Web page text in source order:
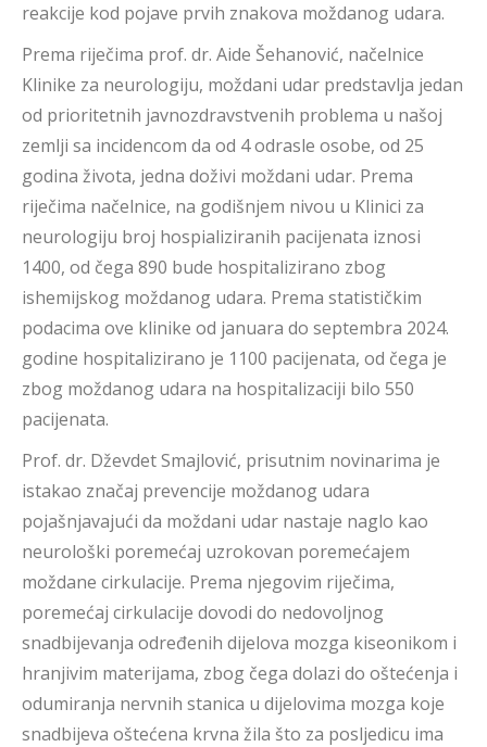
reakcije kod pojave prvih znakova moždanog udara.
Prema riječima prof. dr. Aide Šehanović, načelnice
Klinike za neurologiju, moždani udar predstavlja jedan
od prioritetnih javnozdravstvenih problema u našoj
zemlji sa incidencom da od 4 odrasle osobe, od 25
godina života, jedna doživi moždani udar. Prema
riječima načelnice, na godišnjem nivou u Klinici za
neurologiju broj hospializiranih pacijenata iznosi
1400, od čega 890 bude hospitalizirano zbog
ishemijskog moždanog udara. Prema statističkim
podacima ove klinike od januara do septembra 2024.
godine hospitalizirano je 1100 pacijenata, od čega je
zbog moždanog udara na hospitalizaciji bilo 550
pacijenata.
Prof. dr. Dževdet Smajlović, prisutnim novinarima je
istakao značaj prevencije moždanog udara
pojašnjavajući da moždani udar nastaje naglo kao
neurološki poremećaj uzrokovan poremećajem
moždane cirkulacije. Prema njegovim riječima,
poremećaj cirkulacije dovodi do nedovoljnog
snadbijevanja određenih dijelova mozga kiseonikom i
hranjivim materijama, zbog čega dolazi do oštećenja i
odumiranja nervnih stanica u dijelovima mozga koje
snadbijeva oštećena krvna žila što za posljedicu ima